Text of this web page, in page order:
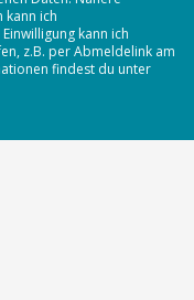
ich
kann ich
z.B. per Abmeldelink am
findest du unter